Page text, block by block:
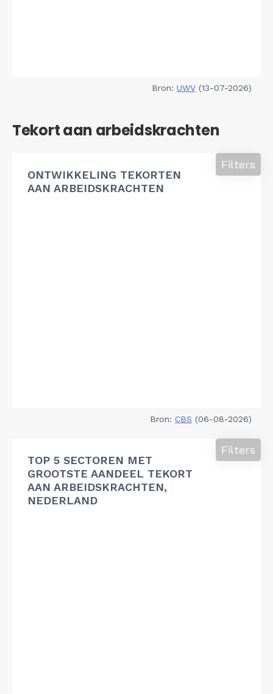
Bron: UWV (13-07-2026)
Tekort aan arbeidskrachten
ONTWIKKELING TEKORTEN
AAN ARBEIDSKRACHTEN
Filters
Bron: CBS (06-08-2026)
TOP 5 SECTOREN MET
GROOTSTE AANDEEL TEKORT
AAN ARBEIDSKRACHTEN,
NEDERLAND
Filters